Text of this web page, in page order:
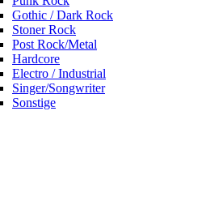
Gothic / Dark Rock
Stoner Rock
Post Rock/Metal
Hardcore
Electro / Industrial
Singer/Songwriter
Sonstige